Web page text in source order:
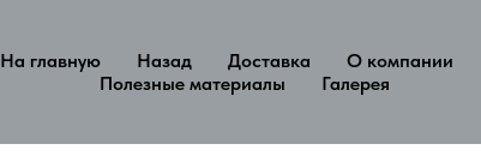
На главную Назад Доставка
О компании
Полезные материалы
Галерея